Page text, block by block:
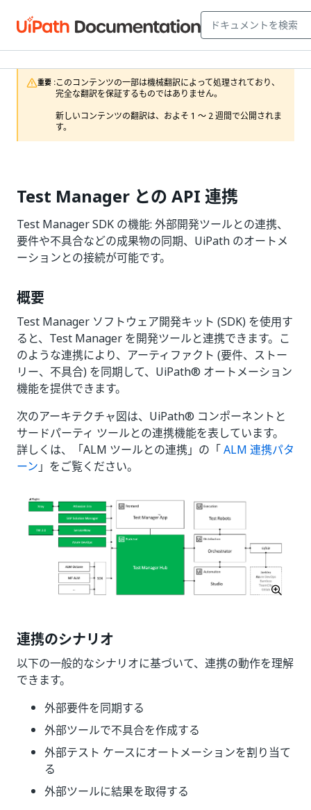
重要 :このコンテンツの一部は機械翻訳によって処理されており、
完全な翻訳を保証するものではありません。
新しいコンテンツの翻訳は、およそ 1 ～ 2 週間で公開されま
す。
Test Manager との API 連携
Test Manager SDK の機能: 外部開発ツールとの連携、
要件や不具合などの成果物の同期、UiPath のオートメ
ーションとの接続が可能です。
概要
Test Manager ソフトウェア開発キット (SDK) を使用す
ると、Test Manager を開発ツールと連携できます。こ
のような連携により、アーティファクト (要件、ストー
リー、不具合) を同期して、UiPath® オートメーション
機能を提供できます。
次のアーキテクチャ図は、UiPath® コンポーネントと
サードパーティ ツールとの連携機能を表しています。
詳しくは、「ALM ツールとの連携」の「ALM 連携パタ
ーン 」をご覧ください。
連携のシナリオ
以下の一般的なシナリオに基づいて、連携の動作を理解
できます。
外部要件を同期する
外部ツールで不具合を作成する
外部テスト ケースにオートメーションを割り当て
る
外部ツールに結果を取得する